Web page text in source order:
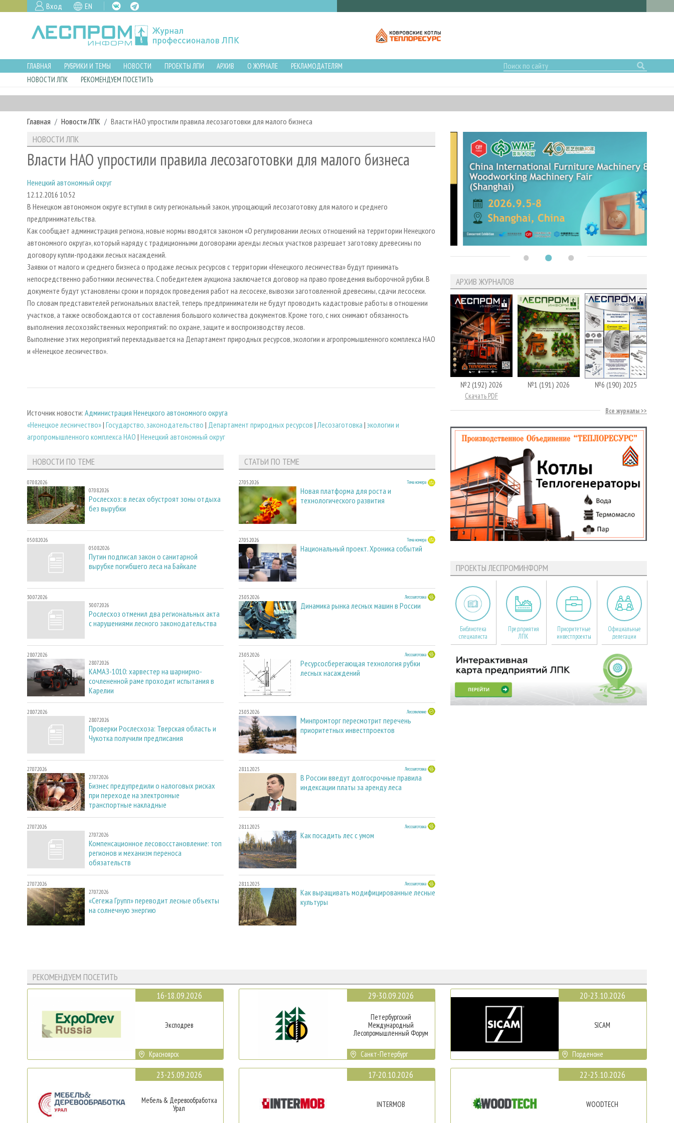
Вход EN
ГЛАВНАЯ РУБРИКИ И ТЕМЫ НОВОСТИ ПРОЕКТЫ ЛПИ АРХИВ О ЖУРНАЛЕ
РЕКЛАМОДАТЕЛЯМ
НОВОСТИ ЛПК
РЕКОМЕНДУЕМ ПОСЕТИТЬ
Главная Новости ЛПК Власти НАО упростили правила лесозаготовки для малого бизнеса
НОВОСТИ ЛПК
Власти НАО упростили правила лесозаготовки для малого бизнеса
Ненецкий автономный округ
12.12.2016 10:52
В Ненецком автономном округе вступил в силу региональный закон, упрощающий лесозаготовку для малого и среднего
предпринимательства.
Как сообщает администрация региона, новые нормы вводятся законом «О регулировании лесных отношений на территории Ненецкого
автономного округа», который наряду с традиционными договорами аренды лесных участков разрешает заготовку древесины по
договору купли-продажи лесных насаждений.
Заявки от малого и среднего бизнеса о продаже лесных ресурсов с территории «Ненецкого лесничества» будут принимать
непосредственно работники лесничества. С победителем аукциона заключается договор на право проведения выборочной рубки. В
документе будут установлены сроки и порядок проведения работ на лесосеке, вывозки заготовленной древесины, сдачи лесосеки.
По словам представителей региональных властей, теперь предприниматели не будут проводить кадастровые работы в отношении
участков, а также освобождаются от составления большого количества документов. Кроме того, с них снимают обязанность
выполнения лесохозяйственных мероприятий: по охране, защите и воспроизводству лесов.
Выполнение этих мероприятий перекладывается на Департамент природных ресурсов, экологии и агропромышленного комплекса НАО
и «Ненецкое лесничество».
Источник новости: Администрация Ненецкого автономного округа
«Ненецкое лесничество»| Государство, законодательство | Департамент природных ресурсов | Лесозаготовка | экологии и
агропромышленного комплекса НАО | Ненецкий автономный округ
НОВОСТИ ПО ТЕМЕ
07.08.2026
07.08.2026
Рослесхоз: в лесах обустроят зоны отдыха
без вырубки
05.08.2026
05.08.2026
Путин подписал закон о санитарной
вырубке погибшего леса на Байкале
30.07.2026
30.07.2026
Рослесхоз отменил два региональных акта
с нарушениями лесного законодательства
28.07.2026
28.07.2026
КАМАЗ-1010: харвестер на шарнирно-
сочлененной раме проходит испытания в
Карелии
28.07.2026
28.07.2026
Проверки Рослесхоза: Тверская область и
Чукотка получили предписания
27.07.2026
27.07.2026
Бизнес предупредили о налоговых рисках
при переходе на электронные
транспортные накладные
27.07.2026
27.07.2026
Компенсационное лесовосстановление: топ
регионов и механизм переноса
обязательств
27.07.2026
27.07.2026
«Сегежа Групп» переводит лесные объекты
на солнечную энергию
СТАТЬИ ПО ТЕМЕ
27.05.2026 Тема номера
Новая платформа для роста и
технологического развития
27.05.2026 Тема номера
Национальный проект. Хроника событий
23.03.2026 Лесозаготовка
Динамика рынка лесных машин в России
23.03.2026 Лесозаготовка
Ресурсосберегающая технология рубки
лесных насаждений
23.03.2026 Лесопиление
Минпромторг пересмотрит перечень
приоритетных инвестпроектов
28.11.2025 Лесозаготовка
В России введут долгосрочные правила
индексации платы за аренду леса
28.11.2025 Лесозаготовка
Как посадить лес с умом
28.11.2025 Лесозаготовка
Как выращивать модифицированные лесные
культуры
АРХИВ ЖУРНАЛОВ
№2 (192) 2026
Скачать PDF
№1 (191) 2026 №6 (190) 2025
Все журналы
ПРОЕКТЫ ЛЕСПРОМИНФОРМ
Библиотека
специалиста
Предприятия
ЛПК
Приоритетные
инвестпроекты
Официальные
делегации
РЕКОМЕНДУЕМ ПОСЕТИТЬ
16-18.09.2026
Эксподрев
Красноярск
23-25.09.2026
Мебель & Деревообработка
Урал
29-30.09.2026
Петербургский
Международный
Лесопромышленный Форум
Санкт-Петербург
17-20.10.2026
INTERMOB
20-23.10.2026
SICAM
Порденоне
22-25.10.2026
WOODTECH